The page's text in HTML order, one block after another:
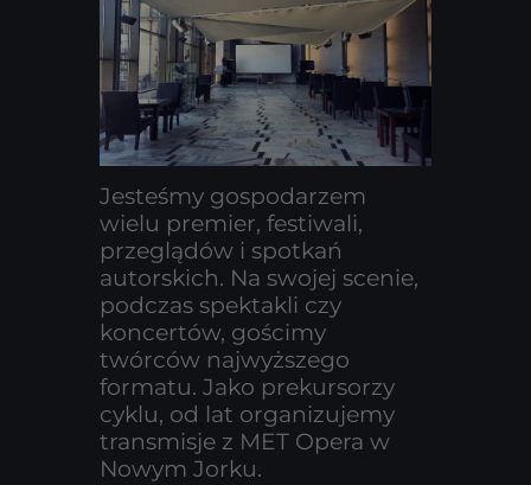
Jesteśmy gospodarzem
wielu premier, festiwali,
przeglądów i spotkań
autorskich. Na swojej scenie,
podczas spektakli czy
koncertów, gościmy
twórców najwyższego
formatu. Jako prekursorzy
cyklu, od lat organizujemy
transmisje z MET Opera w
Nowym Jorku.